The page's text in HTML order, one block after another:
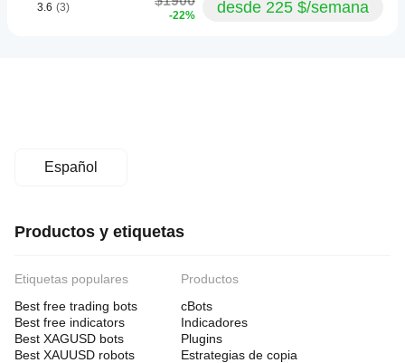
3.6 (3)
-22% desde 225 $/semana
Español
Productos y etiquetas
Etiquetas populares
Best free trading bots
Best free indicators
Best XAGUSD bots
Best XAUUSD robots
Productos
cBots
Indicadores
Plugins
Estrategias de copia